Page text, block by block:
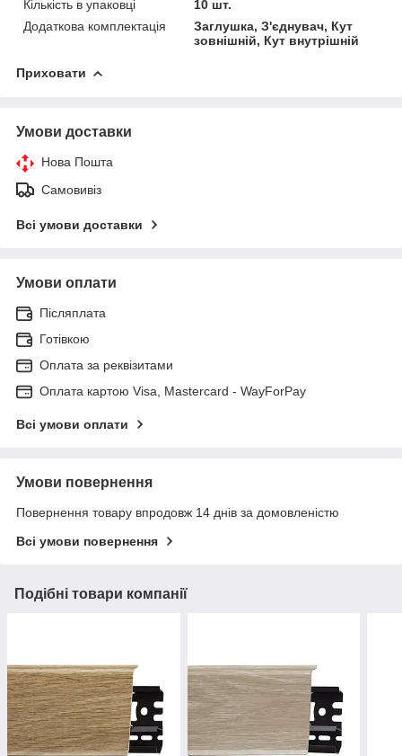
Кількість в упаковці
10 шт.
Додаткова комплектація
Заглушка, З'єднувач, Кут
зовнішній, Кут внутрішній
Приховати
Умови доставки
Нова Пошта
Самовивіз
Всі умови доставки
Умови оплати
Післяплата
Готівкою
Оплата за реквізитами
Оплата картою Visa, Mastercard - WayForPay
Всі умови оплати
Умови повернення
Повернення товару впродовж 14 днів за домовленістю
Всі умови повернення
Подібні товари компанії